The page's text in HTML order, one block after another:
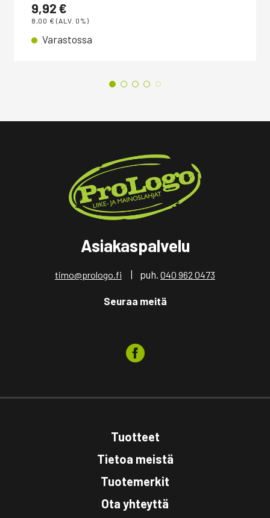
9,92 €
8,00 € (ALV. 0%)
Varastossa
Asiakaspalvelu
timo@prologo.fi | puh. 040 962 0473
Seuraa meitä
Tuotteet
Tietoa meistä
Tuotemerkit
Ota yhteyttä